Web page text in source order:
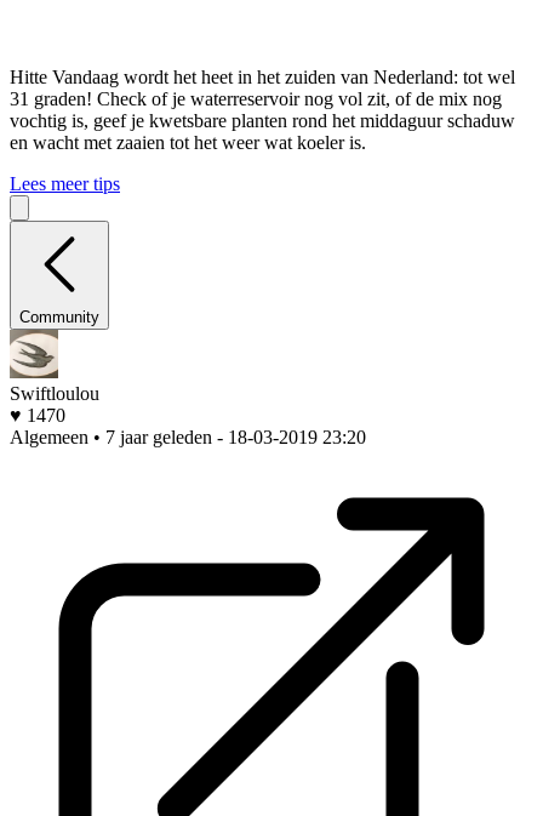
Hitte Vandaag wordt het heet in het zuiden van Nederland: tot wel
31 graden! Check of je waterreservoir nog vol zit, of de mix nog
vochtig is, geef je kwetsbare planten rond het middaguur schaduw
en wacht met zaaien tot het weer wat koeler is.
Lees meer tips
Community
Swiftloulou
♥ 1470
Algemeen • 7 jaar geleden - 18-03-2019 23:20